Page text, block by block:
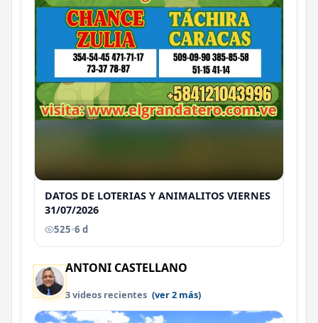
DATOS DE LOTERIAS Y ANIMALITOS VIERNES
31/07/2026
525•6 d
ANTONI CASTELLANO
3 videos recientes (ver 2 más)